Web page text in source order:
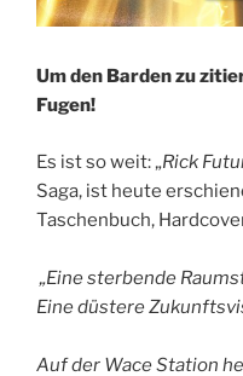
Um den Barden zu
Fugen!
Es ist so weit: „Rick
Saga, ist heute
Taschenbuch,
„Eine sterbende
Eine düstere
Auf der Wace Station